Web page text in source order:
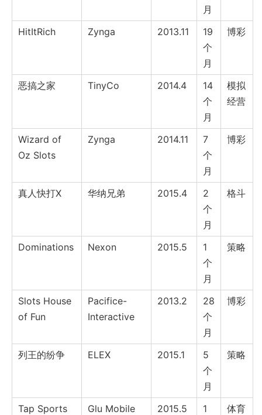
月
HitItRich Zynga 2013.11
19
个
月
博彩
恶搞之家 TinyCo 2014.4
14
个
月
模拟
经营
Wizard of
Oz Slots
Zynga 2014.11
7
个
月
博彩
真人快打X 华纳兄弟 2015.4
2
个
月
格斗
Dominations Nexon 2015.5
1
个
月
策略
Slots House
of Fun
Pacifice-
Interactive
2013.2
28
个
月
博彩
列王的纷争 ELEX 2015.1
5
个
月
策略
Tap Sports
Glu Mobile 2015.5
1
体育